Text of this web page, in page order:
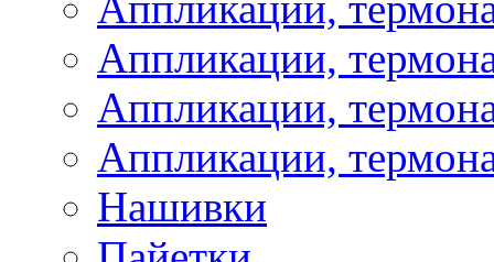
Аппликации,
Аппликации,
Аппликации,
Нашивки